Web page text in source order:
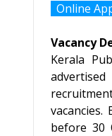
Online
Vacancy
Kerala
vacancies.
before 30